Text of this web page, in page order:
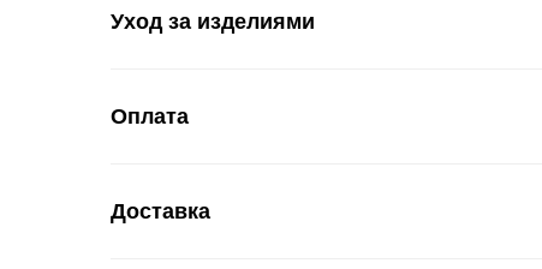
Уход за изделиями
Оплата
Доставка